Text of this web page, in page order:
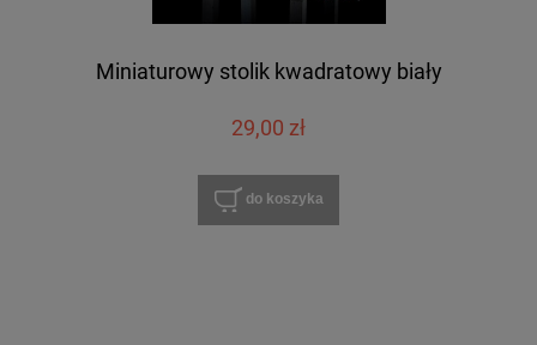
Miniaturowy stolik kwadratowy biały
29,00 zł
do koszyka